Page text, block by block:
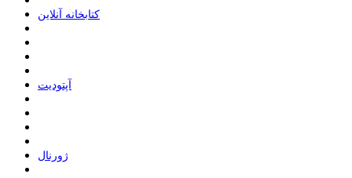
ﮐﺘﺎﺑﺨﺎﻧﻪ ﺁﻧﻼﯾﻦ
ﺁﭘﺘﻮﺩﯾﺖ
ﮊﻭﺭﻧﺎﻝ